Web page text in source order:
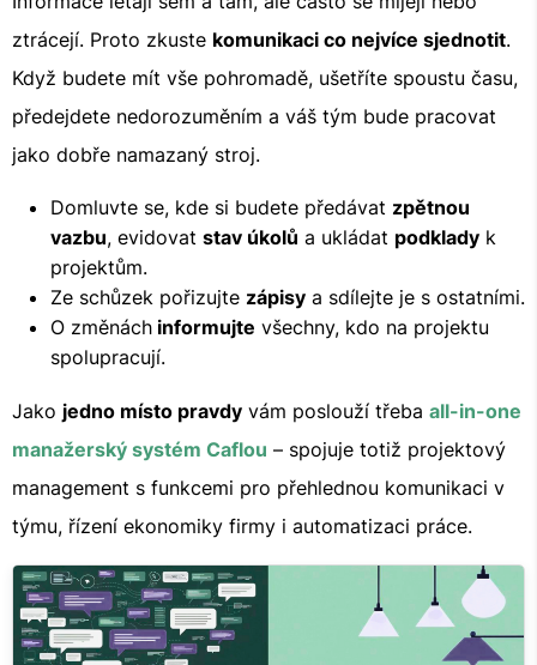
ztrácejí. Proto zkuste komunikaci co nejvíce sjednotit.
Když budete mít vše pohromadě, ušetříte spoustu času,
předejdete nedorozuměním a váš tým bude pracovat
jako dobře namazaný stroj.
Domluvte se, kde si budete předávat zpětnou
vazbu, evidovat stav úkolů a ukládat podklady k
projektům.
Ze schůzek pořizujte zápisy a sdílejte je s ostatními.
O změnách informujte všechny, kdo na projektu
spolupracují.
Jako jedno místo pravdy vám poslouží třeba all-in-one
manažerský systém Caflou – spojuje totiž projektový
management s funkcemi pro přehlednou komunikaci v
týmu, řízení ekonomiky firmy i automatizaci práce.